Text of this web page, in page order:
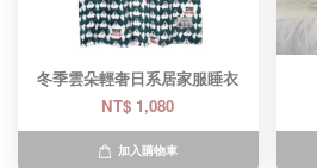
冬季雲朵輕奢日系居家服睡衣
NT$ 1,080
加入購物車